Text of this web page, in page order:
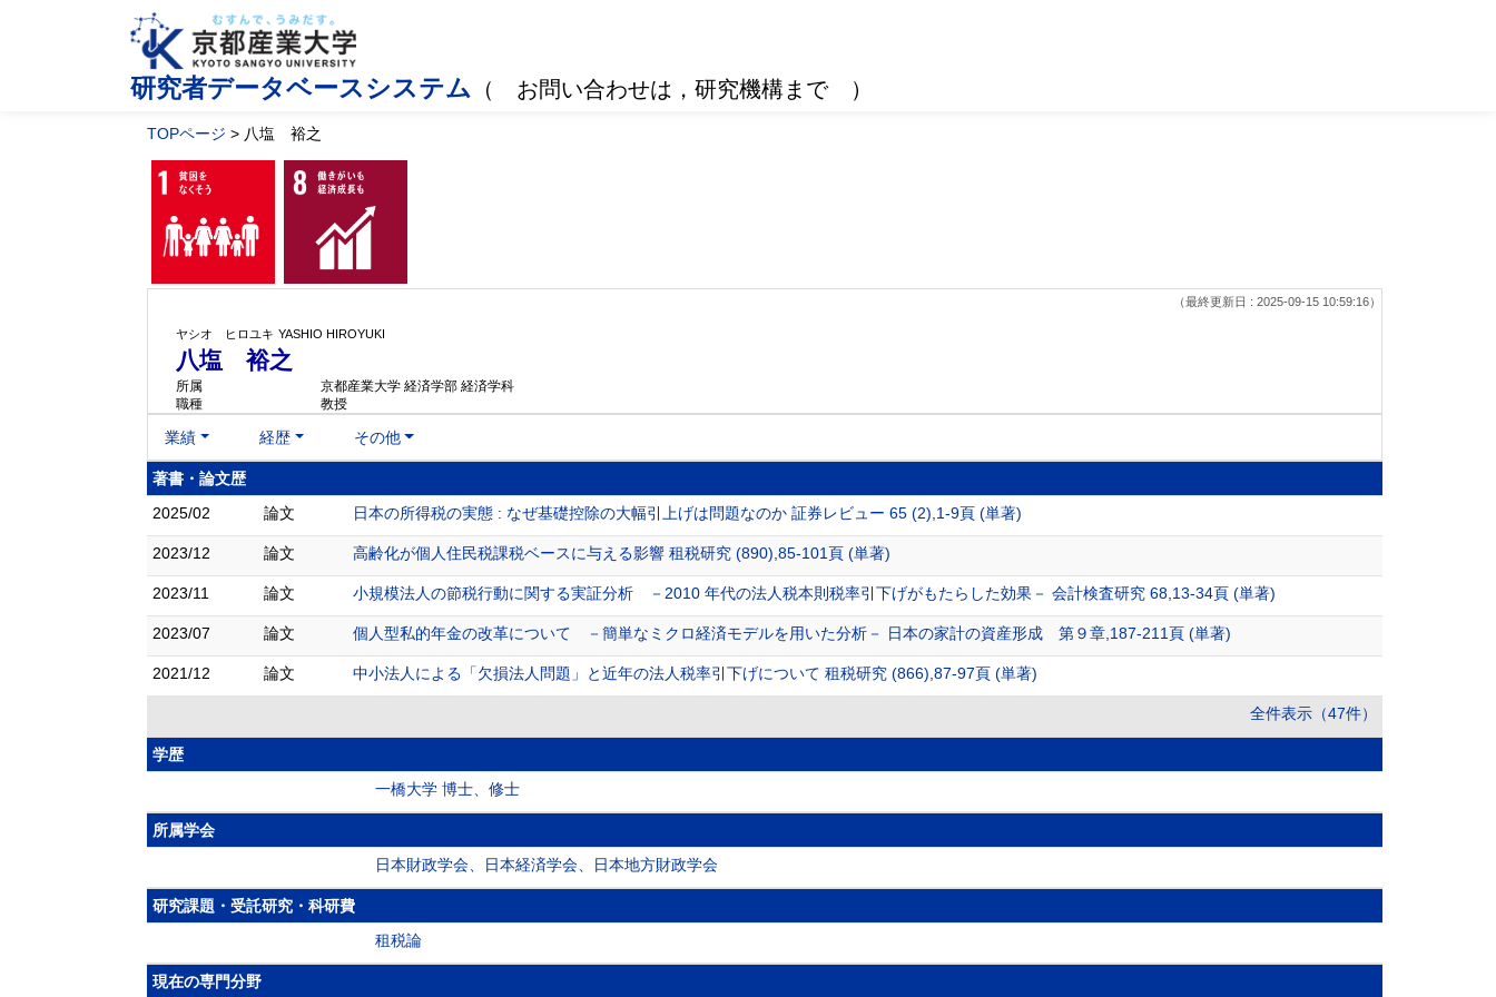
研究者データベースシステム （ お問い合わせは，研究機構まで ）
TOPページ > 八塩 裕之
（最終更新日 : 2025-09-15 10:59:16）
ヤシオ ヒロユキ YASHIO HIROYUKI
八塩 裕之
所属
京都産業大学 経済学部 経済学科
職種
教授
業績 経歴 その他
著書・論文歴
2025/02
論文 日本の所得税の実態 : なぜ基礎控除の大幅引上げは問題なのか 証券レビュー 65 (2),1-9頁 (単著)
2023/12 論文 高齢化が個人住民税課税ベースに与える影響 租税研究 (890),85-101頁 (単著)
2023/11 論文 小規模法人の節税行動に関する実証分析 －2010 年代の法人税本則税率引下げがもたらした効果－ 会計検査研究 68,13-34頁 (単著)
2023/07 論文 個人型私的年金の改革について －簡単なミクロ経済モデルを用いた分析－ 日本の家計の資産形成 第９章,187-211頁 (単著)
2021/12 論文 中小法人による「欠損法人問題」と近年の法人税率引下げについて 租税研究 (866),87-97頁 (単著)
全件表示（47件）
学歴
一橋大学 博士、修士
所属学会
日本財政学会、日本経済学会、日本地方財政学会
研究課題・受託研究・科研費
租税論
現在の専門分野